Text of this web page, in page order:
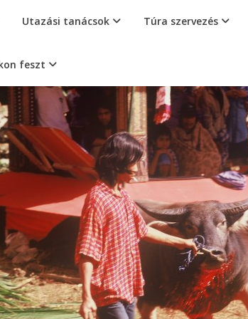
Utazási tanácsok Túra szervezés
feszt